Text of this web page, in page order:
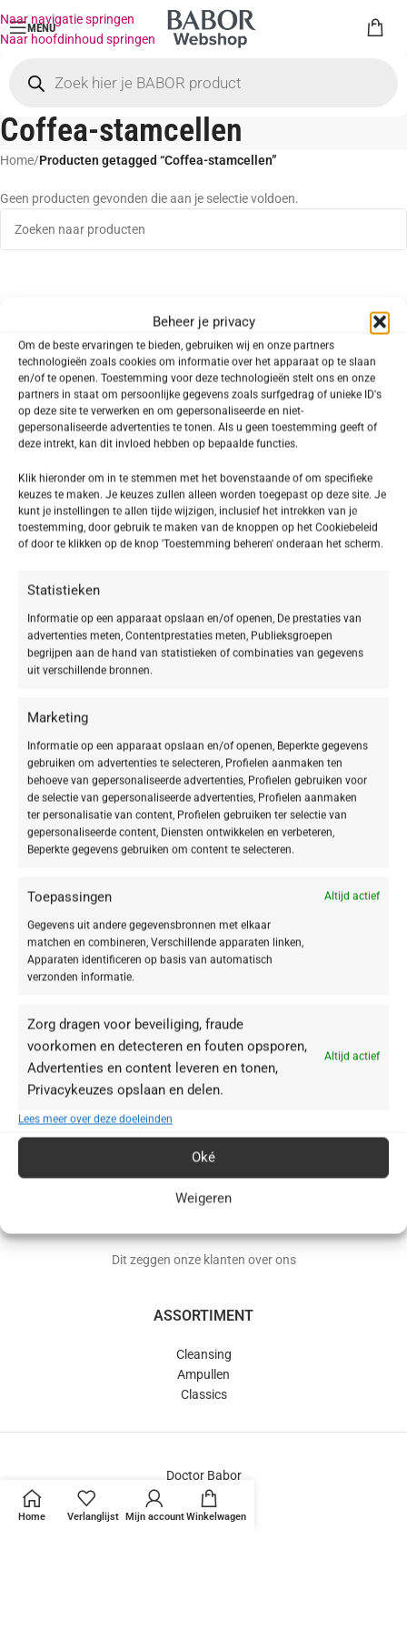
Beheer je privacy
Om de beste ervaringen te bieden, gebruiken wij en onze partners
technologieën zoals cookies om informatie over het apparaat op te slaan
en/of te openen. Toestemming voor deze technologieën stelt ons en onze
partners in staat om persoonlijke gegevens zoals surfgedrag of unieke ID's
op deze site te verwerken en om gepersonaliseerde en niet-
gepersonaliseerde advertenties te tonen. Als u geen toestemming geeft of
deze intrekt, kan dit invloed hebben op bepaalde functies.
Klik hieronder om in te stemmen met het bovenstaande of om specifieke
keuzes te maken. Je keuzes zullen alleen worden toegepast op deze site. Je
kunt je instellingen te allen tijde wijzigen, inclusief het intrekken van je
toestemming, door gebruik te maken van de knoppen op het Cookiebeleid
of door te klikken op de knop 'Toestemming beheren' onderaan het scherm.
Statistieken
Informatie op een apparaat opslaan en/of openen, De prestaties van
advertenties meten, Contentprestaties meten, Publieksgroepen
begrijpen aan de hand van statistieken of combinaties van gegevens
uit verschillende bronnen.
Marketing
Informatie op een apparaat opslaan en/of openen, Beperkte gegevens
gebruiken om advertenties te selecteren, Profielen aanmaken ten
behoeve van gepersonaliseerde advertenties, Profielen gebruiken voor
de selectie van gepersonaliseerde advertenties, Profielen aanmaken
ter personalisatie van content, Profielen gebruiken ter selectie van
gepersonaliseerde content, Diensten ontwikkelen en verbeteren,
Beperkte gegevens gebruiken om content te selecteren.
Toepassingen Altijd actief
Gegevens uit andere gegevensbronnen met elkaar
matchen en combineren, Verschillende apparaten linken,
Apparaten identificeren op basis van automatisch
verzonden informatie.
Zorg dragen voor beveiliging, fraude
voorkomen en detecteren en fouten opsporen,
Advertenties en content leveren en tonen,
Privacykeuzes opslaan en delen.
Altijd actief
Lees meer over deze doeleinden
Oké
Weigeren
Naar navigatie springen
Naar hoofdinhoud springen
MENU
Coffea-stamcellen
Home/Producten getagged “Coffea-stamcellen”
Geen producten gevonden die aan je selectie voldoen.
BABOR webshop | schoonheidsinstituut.nl
+31(0)85 016 0072
info@schoonheidsinstituut.nl
KVK: 96875941
Dit zeggen onze klanten over ons
ASSORTIMENT
Cleansing
Ampullen
Classics
Doctor Babor
SeaCreation®
HSR®
Home Verlanglijst Mijn accountWinkelwagen